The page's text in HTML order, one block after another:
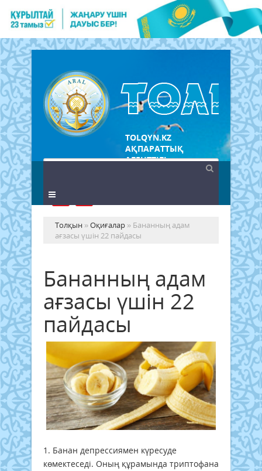
TOLQYN.KZ
АҚПАРАТТЫҚ
АГЕНТТІГІ
Толқын »Оқиғалар » Бананның адам
ағзасы үшін 22 пайдасы
Бананның адам
ағзасы үшін 22
пайдасы
1. Банан депрессиямен күресуде
көмектеседі. Оның құрамында триптофана